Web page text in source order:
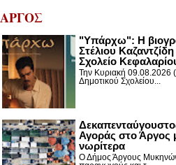
ΑΡΓΟΣ
"Υπάρχω": Η
Στέλιου
Σχολείο
Την Κυριακή 09.08.2026
Δημοτικού Σχολείου...
Αγοράς στο Άργος
νωρίτερα
Ο Δήμος Άργους